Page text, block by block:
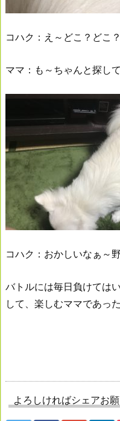
コハク：え～どこ？どこ
ママ：も～ちゃんと探し
コハク：おかしいなぁ～
バトルには毎日負けては
して、楽しむママであっ
よろしければシェアお